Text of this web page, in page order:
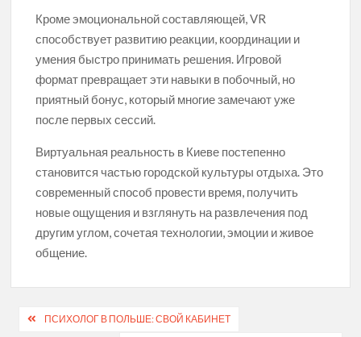
Кроме эмоциональной составляющей, VR
способствует развитию реакции, координации и
умения быстро принимать решения. Игровой
формат превращает эти навыки в побочный, но
приятный бонус, который многие замечают уже
после первых сессий.
Виртуальная реальность в Киеве постепенно
становится частью городской культуры отдыха. Это
современный способ провести время, получить
новые ощущения и взглянуть на развлечения под
другим углом, сочетая технологии, эмоции и живое
общение.
Навігація
ПСИХОЛОГ В ПОЛЬШЕ: СВОЙ КАБИНЕТ